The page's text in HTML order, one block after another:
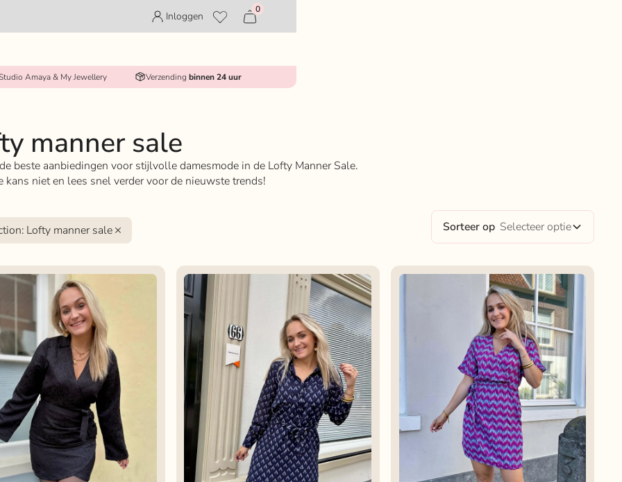
Inloggen
0
Amaya & My Jewellery Verzending binnen 24 uur
manner sale
beste aanbiedingen voor stijlvolle damesmode in de Lofty Manner Sale.
kans niet en lees snel verder voor de nieuwste trends!
Sorteer op Selecteer optie
: Lofty manner sale